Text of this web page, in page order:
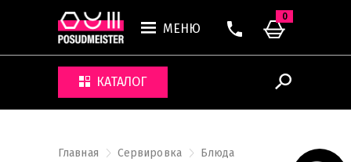
МЕНЮ
КАТАЛОГ
0
Главная Сервировка Блюда